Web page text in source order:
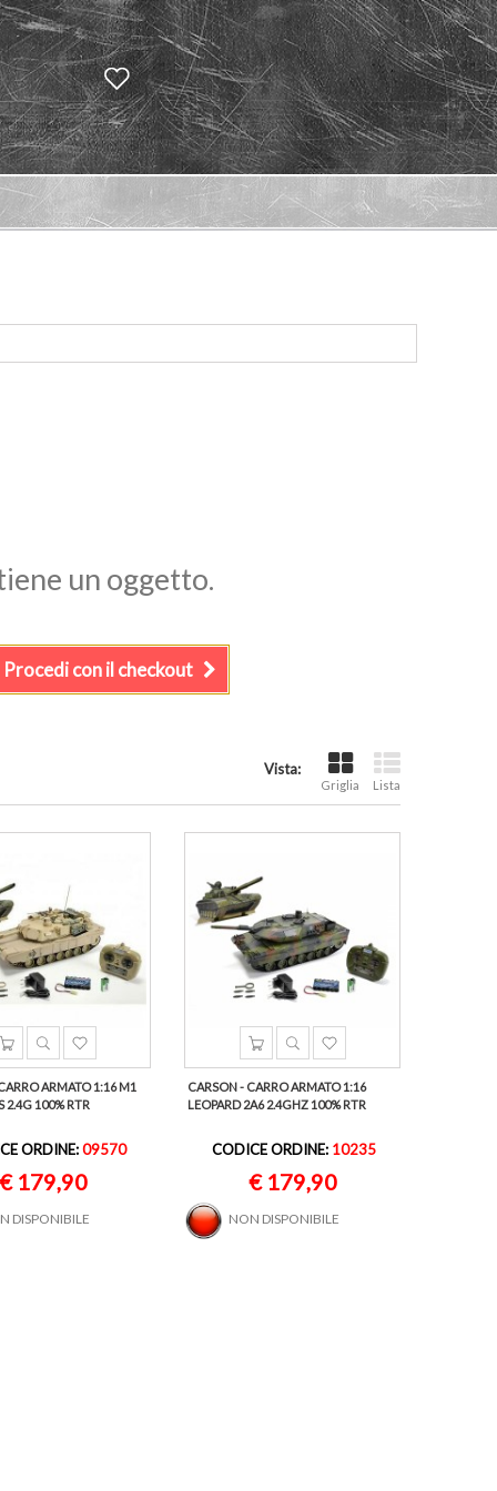
un oggetto.
Procedi con il checkout
Vista:
Griglia Lista
ARMATO 1:16 M1
2.4G 100% RTR
ORDINE:09570
€ 179,90
DISPONIBILE
CARSON - CARRO ARMATO 1:16
LEOPARD 2A6 2.4GHZ 100% RTR
CODICE ORDINE: 10235
€ 179,90
NON DISPONIBILE